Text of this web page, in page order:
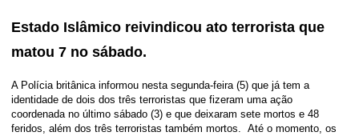
Estado Islâmico reivindicou ato terrorista que
matou 7 no sábado.
A Polícia britânica informou nesta segunda-feira (5) que já tem a
identidade de dois dos três terroristas que fizeram uma ação
coordenada no último sábado (3) e que deixaram sete mortos e 48
feridos, além dos três terroristas também mortos. Até o momento, os